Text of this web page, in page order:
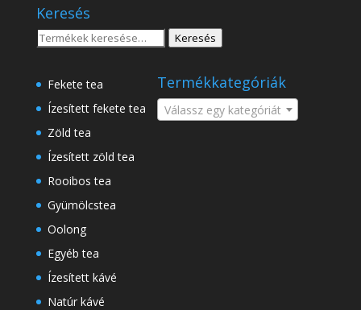
8
.500 Ft
Keresés
Keresés
Keresés
Fekete tea
Ízesített fekete tea
Zöld tea
Ízesített zöld tea
Rooibos tea
Gyümölcstea
Oolong
Egyéb tea
Ízesített kávé
Natúr kávé
Termékkategóriák
Válassz egy kategóriát